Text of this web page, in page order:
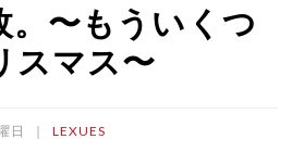
。〜もういくつ
スマス〜
日 ｜LEXUES